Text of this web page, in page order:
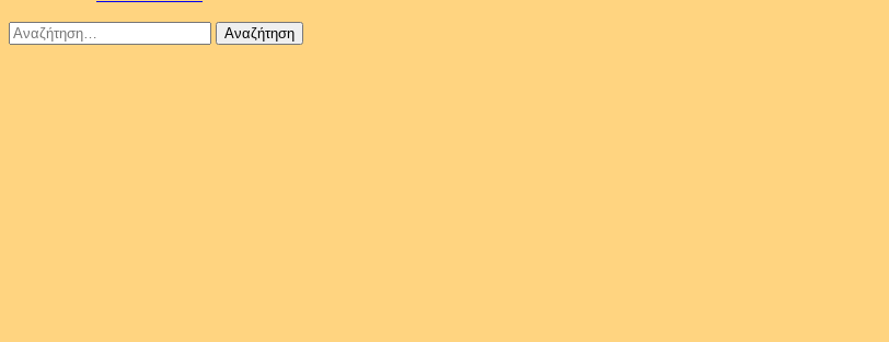
Αναζήτηση
για: